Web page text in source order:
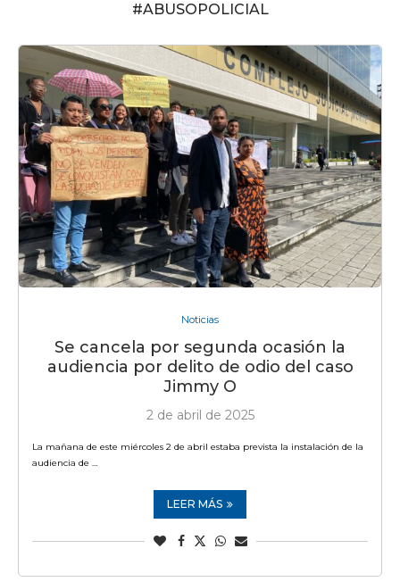
#ABUSOPOLICIAL
Noticias
Se cancela por segunda ocasión la
audiencia por delito de odio del caso
Jimmy O
2 de abril de 2025
La mañana de este miércoles 2 de abril estaba prevista la instalación de la
audiencia de …
LEER MÁS